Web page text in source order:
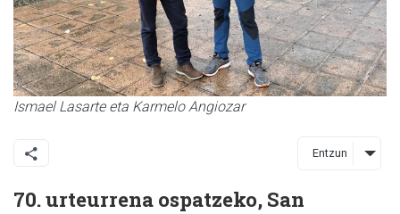
Ismael Lasarte eta Karmelo Angiozar
Entzun
70. urteurrena ospatzeko, San